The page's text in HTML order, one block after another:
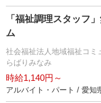
「福祉調理スタッフ
ム
社会福祉法人地域福祉コミ
らばりみなみ
時給1,140円～
アルバイト・パート / 愛知